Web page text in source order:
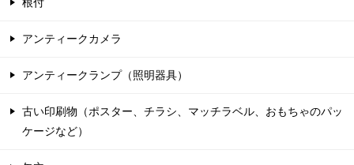
根付
アンティークカメラ
アンティークランプ（照明器具）
古い印刷物（ポスター、チラシ、マッチラベル、おもちゃのパッ
ケージなど）